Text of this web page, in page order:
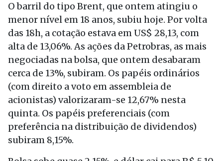
O barril do tipo Brent, que ontem atingiu o
menor nível em 18 anos, subiuhoje. Por volta
das 18h, a cotação estava em US$ 28,13, com
alta de 13,06%. As ações da Petrobras, as mais
negociadas na bolsa, que ontem desabaram
cerca de 13%, subiram. Os papéis ordinários
(com direito a voto em assembleia de
acionistas) valorizaram-se 12,67% nesta
quinta. Os papéis preferenciais (com
preferência na distribuição de dividendos)
subiram 8,15%.